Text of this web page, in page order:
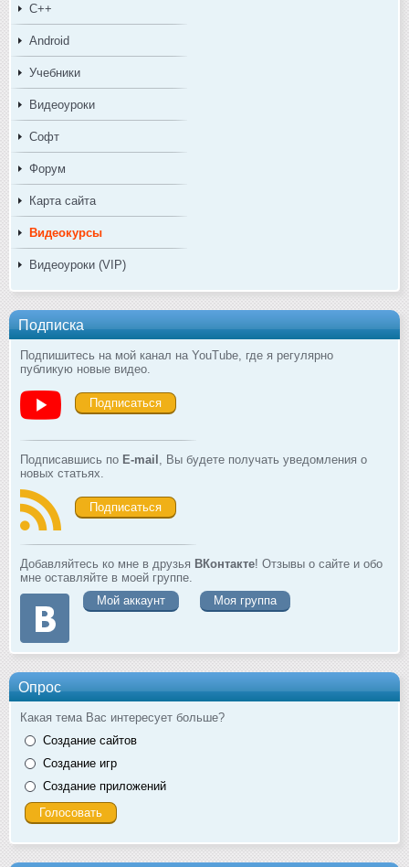
C++
Android
Учебники
Видеоуроки
Софт
Форум
Карта сайта
Видеокурсы
Видеоуроки (VIP)
Подписка
Подпишитесь на мой канал на YouTube, где я регулярно
публикую новые видео.
Подписаться
Подписавшись по E-mail
, Вы будете получать уведомления о
новых статьях.
Подписаться
Добавляйтесь ко мне в друзья ВКонтакте! Отзывы о сайте и обо
мне оставляйте в моей группе.
Мой аккаунт
Моя группа
Опрос
Какая тема Вас интересует больше?
Создание сайтов
Создание игр
Создание приложений